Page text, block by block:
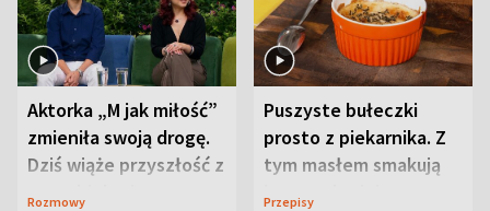
Aktorka „M jak miłość”
zmieniła swoją drogę.
Dziś wiąże przyszłość z
neurobiologią
Rozmowy
Puszyste bułeczki
prosto z piekarnika. Z
tym masłem smakują
jeszcze lepiej
Przepisy